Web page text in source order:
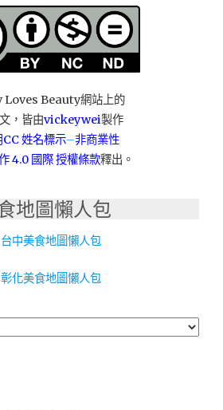
良
網
評
不
錯"
Loves Beauty網站上的
，皆由vickeywei製作
CC 姓名標示–非商業性
4.0 國際 授權條款釋出。
地圖懶人包